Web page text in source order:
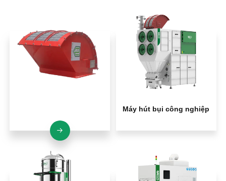
Máy hút bụi công nghiệp